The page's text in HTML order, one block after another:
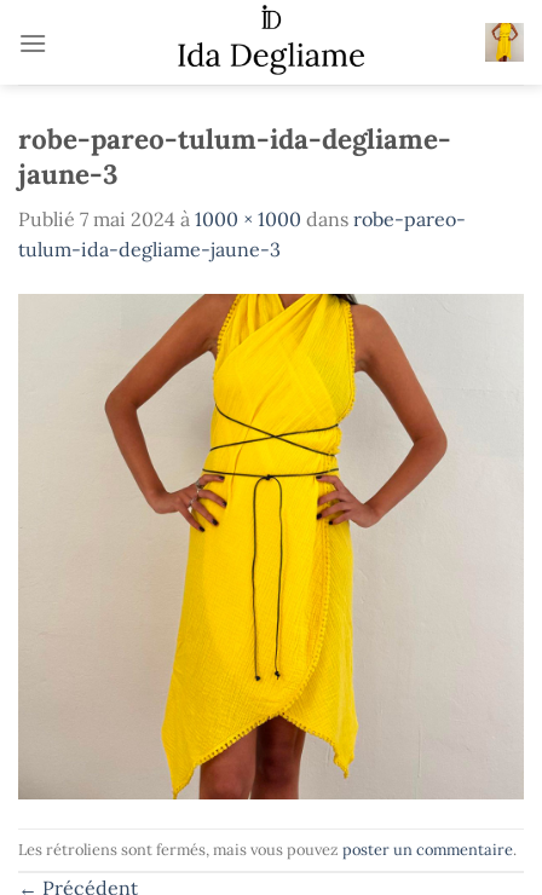
robe-pareo-tulum-ida-degliame-
jaune-3
Publié 7 mai 2024 à 1000 × 1000 dans robe-pareo-
tulum-ida-degliame-jaune-3
Les rétroliens sont fermés, mais vous pouvez poster un commentaire.
← Précédent